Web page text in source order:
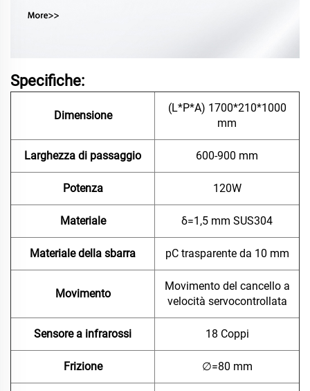
Specifiche:
Dimensione
(L*P*A) 1700*210*1000
mm
Larghezza di passaggio 600-900 mm
Potenza 120W
Materiale δ=1,5 mm SUS304
Materiale della sbarra pC trasparente da 10 mm
Movimento
Movimento del cancello a
velocità servocontrollata
Sensore a infrarossi 18 Coppi
Frizione ∅=80 mm